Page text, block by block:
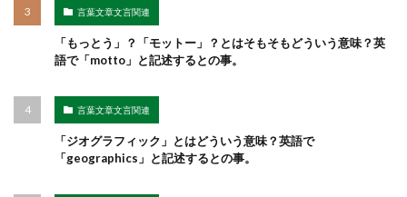
言葉文章文言関連
「もっとう」？「モットー」？とはそもそもどういう意味？英
語で「motto」と記述するとの事。
言葉文章文言関連
「ジオグラフィック」とはどういう意味？英語で
「geographics」と記述するとの事。